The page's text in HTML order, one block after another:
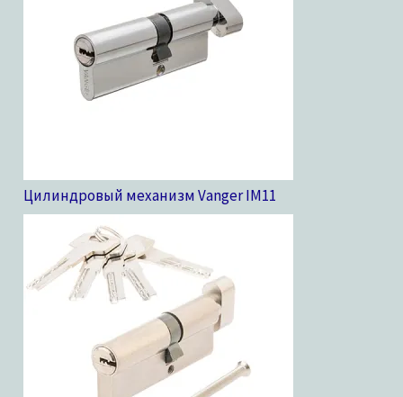
Цилиндровый механизм Vanger IM11